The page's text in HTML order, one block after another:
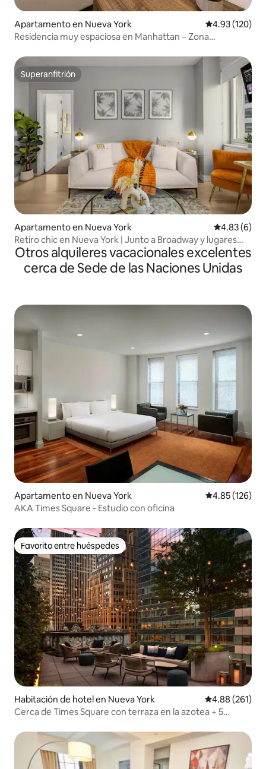
Apartamento en Nueva York Calificación
4.93 (120)
Residencia muy espaciosa en Manhattan – Zona
Superanfitrión
Superanfitrión
Apartamento en Nueva York Calificación
4.83 (6)
Retiro chic en Nueva York | Junto a Broadway y lugares
emblemáticos
Otros alquileres vacacionales excelentes
cerca de Sede de las Naciones Unidas
Apartamento en Nueva York Calificación
4.85 (126)
AKA Times Square - Estudio con oficina
Favorito entre huéspedes
Favorito entre huéspedes
Habitación de hotel en Nueva York Calificación
4.88 (261)
Cerca de Times Square con terraza en la azotea + 5